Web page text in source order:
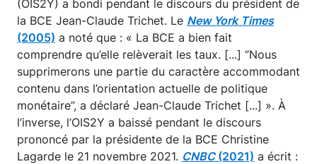
(OIS2Y) a bondi pendant le discours du président de
la BCE Jean-Claude Trichet. Le New York Times
(2005) a noté que : « La BCE a bien fait
comprendre qu’elle relèverait les taux. [...] ‘’Nous
supprimerons une partie du caractère accommodant
contenu dans l’orientation actuelle de politique
monétaire’’, a déclaré Jean-Claude Trichet [...] ». À
l’inverse, l’OIS2Y a baissé pendant le discours
prononcé par la présidente de la BCE Christine
Lagarde le 21 novembre 2021. CNBC(2021) a écrit :